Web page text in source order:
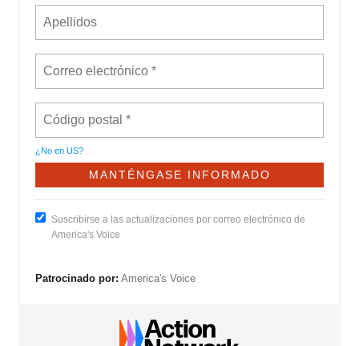
¿No en US?
Suscribirse a las actualizaciones por correo electrónico de
America's Voice
Patrocinado por: America's Voice